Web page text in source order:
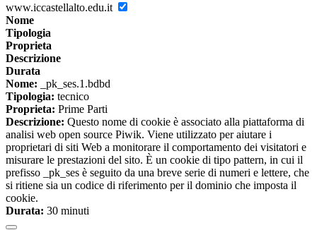
www.iccastellalto.edu.it
Nome
Tipologia
Proprieta
Descrizione
Durata
Nome: _pk_ses.1.bdbd
Tipologia: tecnico
Proprieta: Prime Parti
Descrizione: Questo nome di cookie è associato alla piattaforma di
analisi web open source Piwik. Viene utilizzato per aiutare i
proprietari di siti Web a monitorare il comportamento dei visitatori e
misurare le prestazioni del sito. È un cookie di tipo pattern, in cui il
prefisso _pk_ses è seguito da una breve serie di numeri e lettere, che
si ritiene sia un codice di riferimento per il dominio che imposta il
cookie.
Durata: 30 minuti